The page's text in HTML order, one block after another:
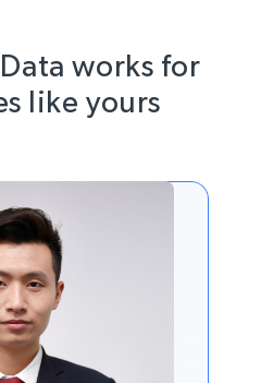
works for
like yours